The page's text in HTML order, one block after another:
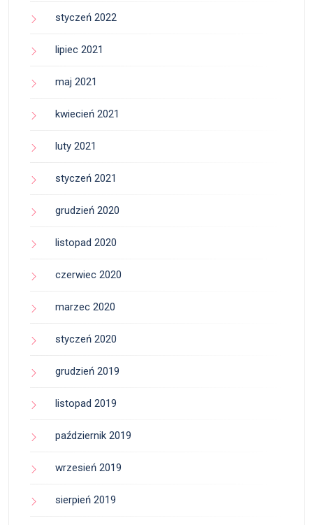
styczeń 2022
lipiec 2021
maj 2021
kwiecień 2021
luty 2021
styczeń 2021
grudzień 2020
listopad 2020
czerwiec 2020
marzec 2020
styczeń 2020
grudzień 2019
listopad 2019
październik 2019
wrzesień 2019
sierpień 2019